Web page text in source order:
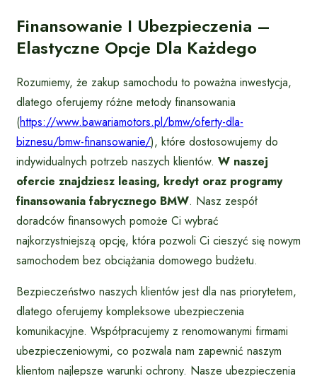
Finansowanie I Ubezpieczenia –
Elastyczne Opcje Dla Każdego
Rozumiemy, że zakup samochodu to poważna inwestycja,
dlatego oferujemy różne metody finansowania
(https://www.bawariamotors.pl/bmw/oferty-dla-
biznesu/bmw-finansowanie/), które dostosowujemy do
indywidualnych potrzeb naszych klientów. W naszej
ofercie znajdziesz leasing, kredyt oraz programy
finansowania fabrycznego BMW. Nasz zespół
doradców finansowych pomoże Ci wybrać
najkorzystniejszą opcję, która pozwoli Ci cieszyć się nowym
samochodem bez obciążania domowego budżetu.
Bezpieczeństwo naszych klientów jest dla nas priorytetem,
dlatego oferujemy kompleksowe ubezpieczenia
komunikacyjne. Współpracujemy z renomowanymi firmami
ubezpieczeniowymi, co pozwala nam zapewnić naszym
klientom najlepsze warunki ochrony. Nasze ubezpieczenia